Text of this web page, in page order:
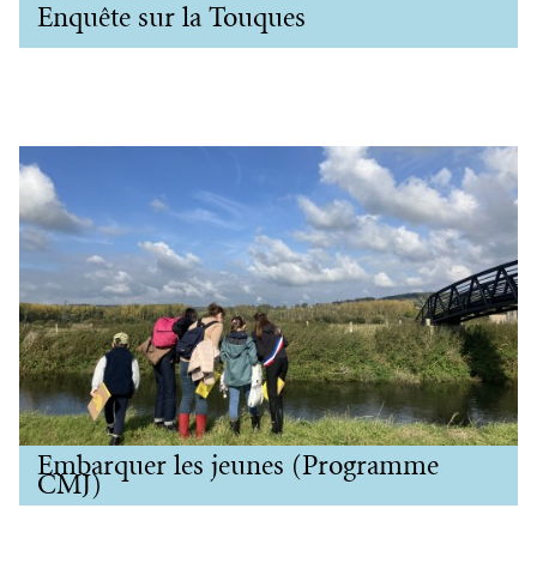
Enquête sur la Touques
Embarquer les jeunes (Programme
CMJ)